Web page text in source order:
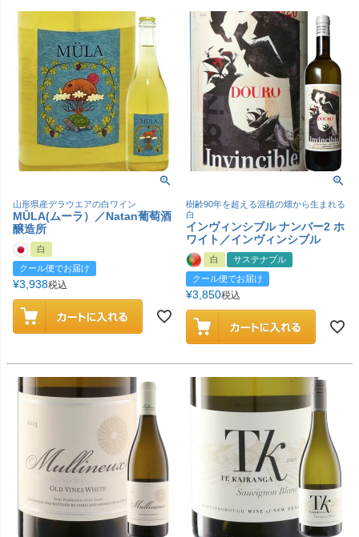
山形県産デラウエアの白ワイン
MŪLA(ムーラ）／Natan葡萄酒
醸造所
白
クール便でお届け
¥3,938税込
樹齢90年を超える混植の畑から生まれる
白
インヴィンシブル ナンバー2 ホ
ワイト／インヴィンシブル
白
サステナブル
クール便でお届け
¥3,850税込